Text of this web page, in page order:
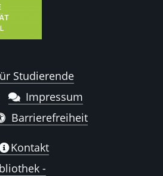
Studierende
Impressum
Barrierefreiheit
Kontakt
-